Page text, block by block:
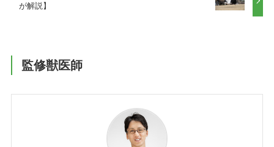
が解説】
監修獣医師